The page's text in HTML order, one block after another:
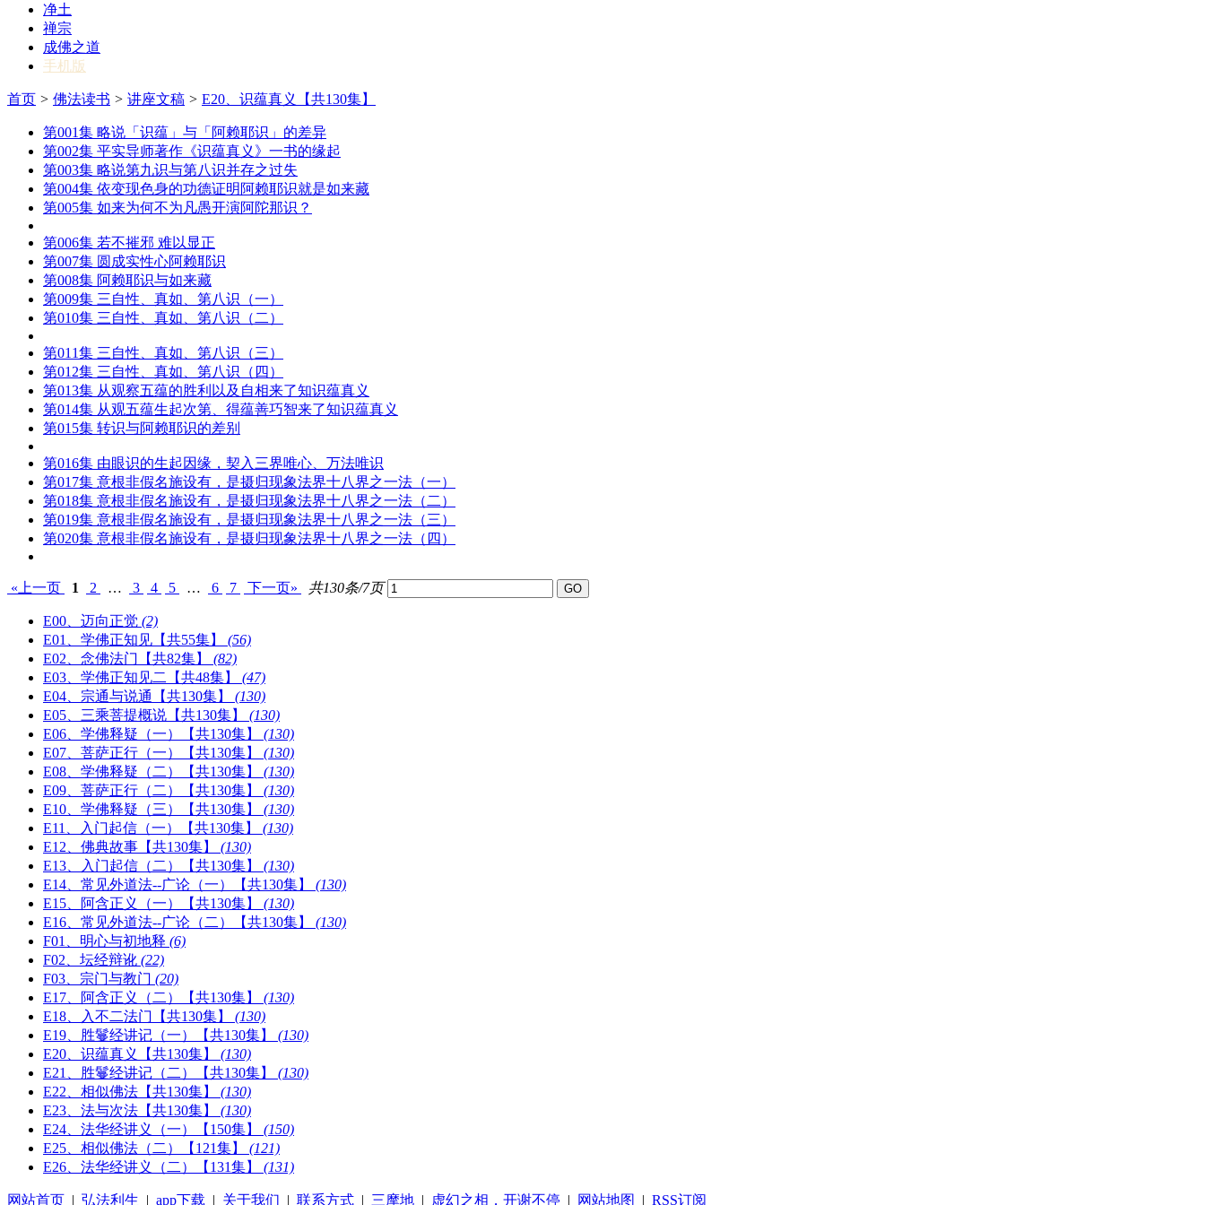
净土
禅宗
成佛之道
手机版
首页 > 佛法读书 > 讲座文稿 > E20、识蕴真义【共130集】
第001集 略说「识蕴」与「阿赖耶识」的差异
第002集 平实导师著作《识蕴真义》一书的缘起
第003集 略说第九识与第八识并存之过失
第004集 依变现色身的功德证明阿赖耶识就是如来藏
第005集 如来为何不为凡愚开演阿陀那识？
第006集 若不摧邪 难以显正
第007集 圆成实性心阿赖耶识
第008集 阿赖耶识与如来藏
第009集 三自性、真如、第八识（一）
第010集 三自性、真如、第八识（二）
第011集 三自性、真如、第八识（三）
第012集 三自性、真如、第八识（四）
第013集 从观察五蕴的胜利以及自相来了知识蕴真义
第014集 从观五蕴生起次第、得蕴善巧智来了知识蕴真义
第015集 转识与阿赖耶识的差别
第016集 由眼识的生起因缘，契入三界唯心、万法唯识
第017集 意根非假名施设有，是摄归现象法界十八界之一法（一）
第018集 意根非假名施设有，是摄归现象法界十八界之一法（二）
第019集 意根非假名施设有，是摄归现象法界十八界之一法（三）
第020集 意根非假名施设有，是摄归现象法界十八界之一法（四）
«上一页 1 2 … 3 4 5 … 6 7 下一页» 共130条/7页
E00、迈向正觉 (2)
E01、学佛正知见【共55集】 (56)
E02、念佛法门【共82集】 (82)
E03、学佛正知见二【共48集】 (47)
E04、宗通与说通【共130集】 (130)
E05、三乘菩提概说【共130集】 (130)
E06、学佛释疑（一）【共130集】 (130)
E07、菩萨正行（一）【共130集】 (130)
E08、学佛释疑（二）【共130集】 (130)
E09、菩萨正行（二）【共130集】 (130)
E10、学佛释疑（三）【共130集】 (130)
E11、入门起信（一）【共130集】 (130)
E12、佛典故事【共130集】 (130)
E13、入门起信（二）【共130集】 (130)
E14、常见外道法--广论（一）【共130集】 (130)
E15、阿含正义（一）【共130集】 (130)
E16、常见外道法--广论（二）【共130集】 (130)
F01、明心与初地释 (6)
F02、坛经辩讹 (22)
F03、宗门与教门 (20)
E17、阿含正义（二）【共130集】 (130)
E18、入不二法门【共130集】 (130)
E19、胜鬘经讲记（一）【共130集】 (130)
E20、识蕴真义【共130集】 (130)
E21、胜鬘经讲记（二）【共130集】 (130)
E22、相似佛法【共130集】 (130)
E23、法与次法【共130集】 (130)
E24、法华经讲义（一）【150集】 (150)
E25、相似佛法（二）【121集】 (121)
E26、法华经讲义（二）【131集】 (131)
网站首页 | 弘法利生 | app下载 | 关于我们 | 联系方式 | 三摩地 | 虚幻之相，开谢不停 | 网站地图 | RSS订阅